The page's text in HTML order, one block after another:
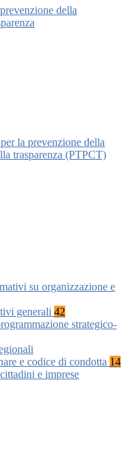
della
la prevenzione della
trasparenza (PTPCT)
su organizzazione e
generali 42
strategico-
e codice di condotta 14
e imprese